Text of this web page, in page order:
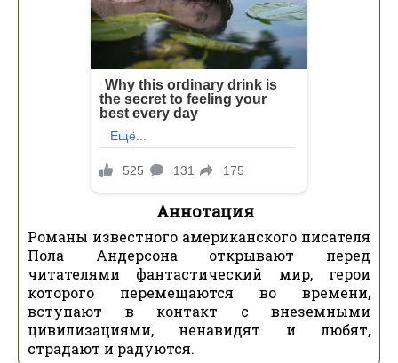
Аннотация
Романы известного американского писателя
Пола Андерсона открывают перед
читателями фантастический мир, герои
которого перемещаются во времени,
вступают в контакт с внеземными
цивилизациями, ненавидят и любят,
страдают и радуются.